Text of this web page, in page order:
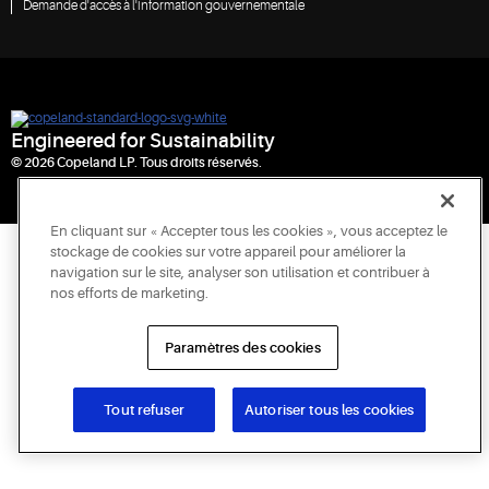
Demande d'accès à l'information gouvernementale
Engineered for Sustainability
© 2026 Copeland LP. Tous droits réservés.
En cliquant sur « Accepter tous les cookies », vous acceptez le
stockage de cookies sur votre appareil pour améliorer la
navigation sur le site, analyser son utilisation et contribuer à
nos efforts de marketing.
Paramètres des cookies
Tout refuser Autoriser tous les cookies